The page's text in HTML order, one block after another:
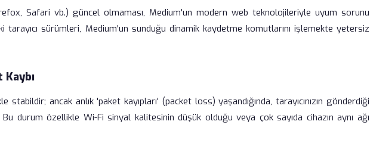
Firefox, Safari vb.) güncel olmaması, Medium'un modern web teknolojileriyle uyum sorunu
tarayıcı sürümleri, Medium'un sunduğu dinamik kaydetme komutlarını işlemekte yetersiz
ancak anlık 'paket kayıpları' (packet loss) yaşandığında, tarayıcınızın gönderdiği
durum özellikle Wi-Fi sinyal kalitesinin düşük olduğu veya çok sayıda cihazın aynı ağı